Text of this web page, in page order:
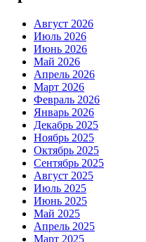
Август 2026
Июль 2026
Июнь 2026
Май 2026
Апрель 2026
Март 2026
Февраль 2026
Январь 2026
Декабрь 2025
Ноябрь 2025
Октябрь 2025
Сентябрь 2025
Август 2025
Июль 2025
Июнь 2025
Май 2025
Апрель 2025
Март 2025